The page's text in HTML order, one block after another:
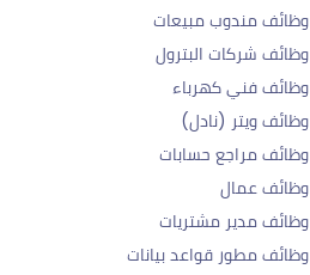
وظائف مندوب مبيعات
وظائف شركات البترول
وظائف فني كهرباء
وظائف ويتر (نادل)
وظائف مراجع حسابات
وظائف عمال
وظائف مدير مشتريات
وظائف مطور قواعد بيانات